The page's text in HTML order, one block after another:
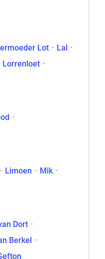
Lot · Lal
·
Lorrenloet ·
·
· Limoen · Mik ·
Dort ·
Berkel
·